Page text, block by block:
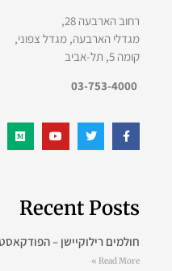
רחוב הארבעה 28,
מגדלי הארבעה, מגדל צפוני,
קומה 5, תל-אביב
Recent Posts
חולמים רילוקיישן –
Read More »